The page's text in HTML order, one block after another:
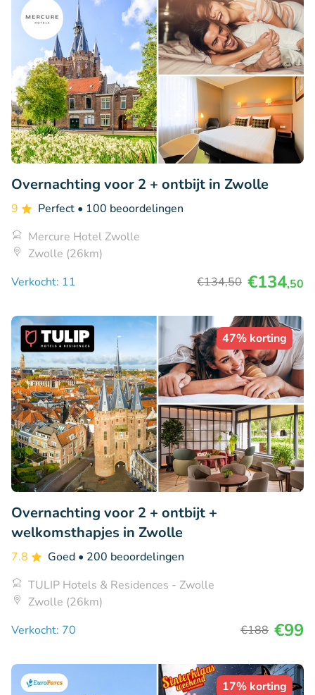
Overnachting voor 2 + ontbijt in Zwolle
9 Perfect • 100 beoordelingen
Mercure Hotel Zwolle
Zwolle (26km)
Verkocht: 11
€134,50 €134,50
47% korting
Overnachting voor 2 + ontbijt +
welkomsthapjes in Zwolle
7.8 Goed • 200 beoordelingen
TULIP Hotels & Residences - Zwolle
Zwolle (26km)
Verkocht: 70
€188 €99
17% korting